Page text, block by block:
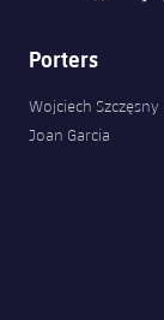
Porters
Wojciech Szczęsny
Joan Garcia